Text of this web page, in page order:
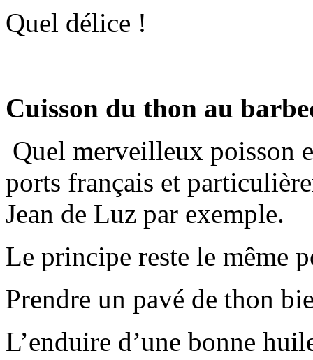
Quel délice !
Cuisson du thon au
Quel merveilleux poisson
ports français et
Jean de Luz par exemple.
Le principe reste le même
Prendre un pavé de thon
L’enduire d’une bonne